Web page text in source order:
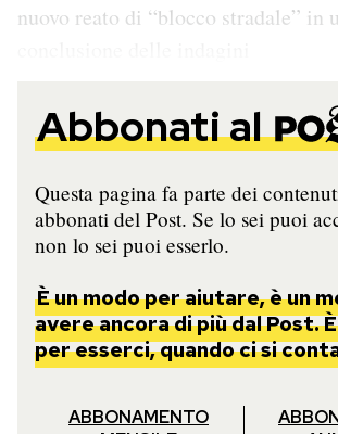
nuovo reato di “blocco stradale” in
Abbonati al
Questa pagina fa parte dei
abbonati del Post. Se lo sei puoi
non lo sei puoi esserlo.
È un modo per aiutare, è un
avere ancora di più dal Post.
per esserci, quando ci si
ABBONAMENTO